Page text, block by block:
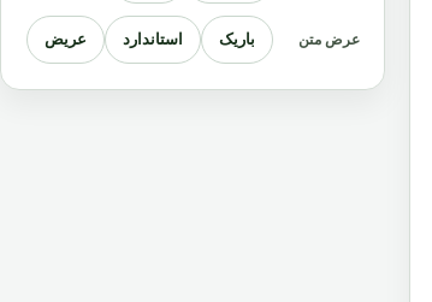
عرض متن باریک استاندارد عریض